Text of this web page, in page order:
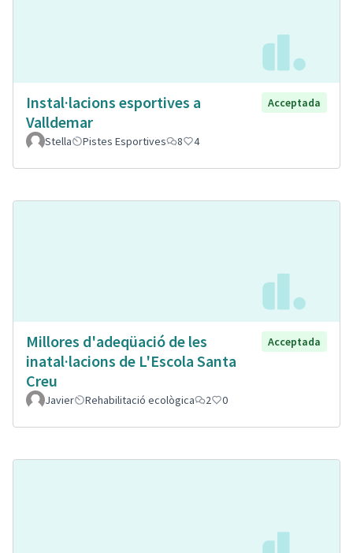
Instal·lacions esportives a
Valldemar
Acceptada
Stella Pistes Esportives 8 4
Millores d'adeqüació de les
inatal·lacions de L'Escola Santa
Creu
Acceptada
Javier Rehabilitació ecològica 2 0